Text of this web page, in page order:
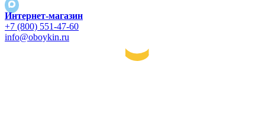
Интернет-магазин
+7 (800) 551-47-60
info@oboykin.ru